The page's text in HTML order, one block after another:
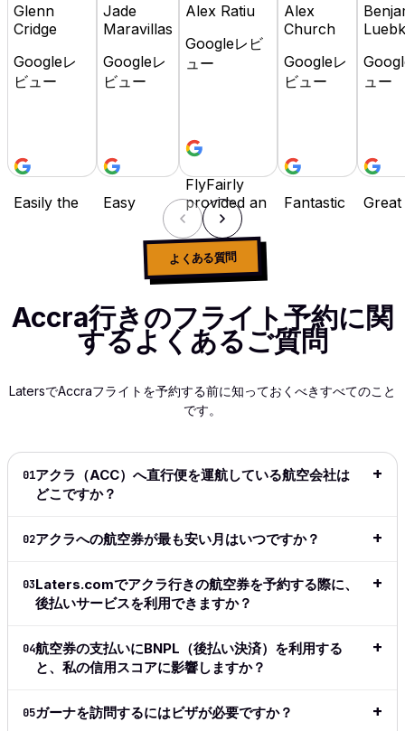
Glenn
Cridge
Googleレ
ビュー
Easily the
everything,
flexibility
super-easy
to navigate
intuitive.
Definitely
my go to
now on.
完全なレビ
ューを読む
Jade
Maravillas
Googleレ
ビュー
Easy
flexible
payment
options
really
love that I
can
the cost
of my
great
especially
for long
flights.
ビューを
読む →
Alex Ratiu
Googleレビ
ュー
FlyFairly
provided an
excellent
booking
experience
with
prices and
responsive
customer
The
process
was smooth
free. Highly
recommend!
→
Alex
Church
Googleレ
ビュー
Fantastic
there are
many
booking
Fairly has
become
it
launched.
love the
payment
adoption
space.
ュー
Great
buy
to
for
ュー
よくある質問
Accra行きのフライト予約に関
するよくあるご質問
LatersでAccraフライトを予約する前に知っておくべきすべてのこと
です。
01アクラ（ACC）へ直行便を運航している航空会社は
どこですか？
02アクラへの航空券が最も安い月はいつですか？
03Laters.comでアクラ行きの航空券を予約する際に、
後払いサービスを利用できますか？
04航空券の支払いにBNPL（後払い決済）を利用する
と、私の信用スコアに影響しますか？
05ガーナを訪問するにはビザが必要ですか？